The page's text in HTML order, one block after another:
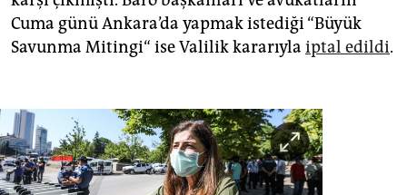
Cuma günü Ankara’da yapmak istediği “Büyük
Savunma Mitingi“ ise Valilik kararıyla iptal edildi.